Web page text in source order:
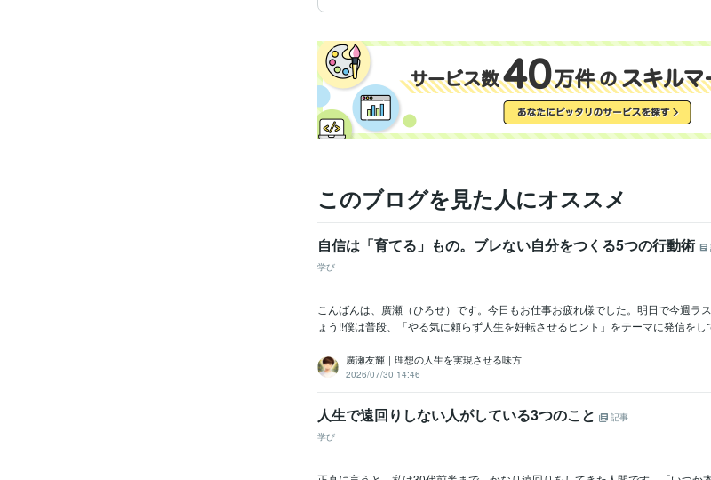
このブログを見た人にオススメ
自信は「育てる」もの。ブレない自分をつくる5つの行動術
学び
こんばんは、廣瀬（ひろせ）です。今日もお仕事お疲れ様でした。明日で今週ラ
ょう!!僕は普段、「やる気に頼らず人生を好転させるヒント」をテーマに発信を
廣瀬友輝｜理想の人生を実現させる味方
2026/07/30 14:46
人生で遠回りしない人がしている3つのこと
記事
学び